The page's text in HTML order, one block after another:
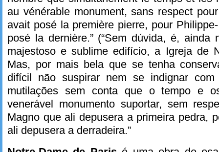
au vénérable monument, sans respect
avait posé la première pierre, pour
posé la dernière.” (“Sem dúvida, é,
majestoso e sublime edifício, a Igreja de
Mas, por mais bela que se tenha
difícil não suspirar nem se indignar com
mutilações sem conta que o tempo e
venerável monumento suportar, sem
Magno que ali depusera a primeira pedra,
ali depusera a derradeira.”